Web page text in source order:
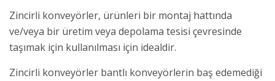
Zincirli konveyörler, ürünleri bir montaj hattında
ve/veya bir üretim veya depolama tesisi çevresinde
taşımak için kullanılması için idealdir.
Zincirli konveyörler bantlı konveyörlerin baş edemediği